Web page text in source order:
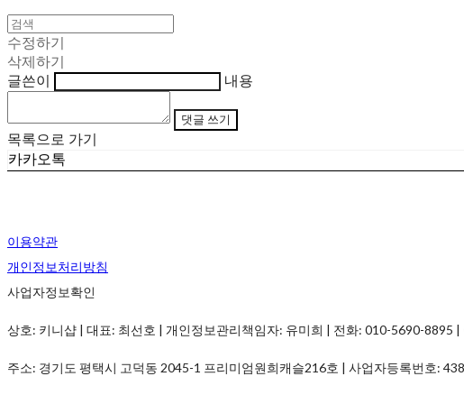
수정하기
삭제하기
글쓴이
내용
댓글 쓰기
목록으로 가기
카카오톡
이용약관
개인정보처리방침
사업자정보확인
상호: 키니샵 | 대표: 최선호 | 개인정보관리책임자: 유미희 | 전화: 010-5690-8895 |
주소: 경기도 평택시 고덕동 2045-1 프리미엄원희캐슬216호 | 사업자등록번호: